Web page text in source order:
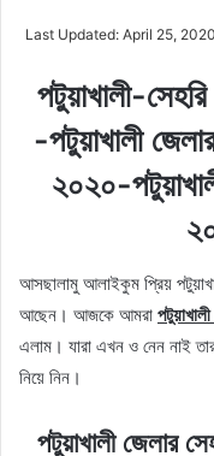
Last Updated: April 25, 2020
পটুয়াখালী-
-পটুয়াখালী
২০২০-
আসছালামু আলাইকুম প্রিয়
আছেন। আজকে আমরা
এলাম। যারা এখন ও নেন নাই
নিয়ে নিন।
পটুয়াখালী জেলার